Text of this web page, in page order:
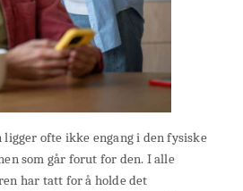
ofte ikke engang i den fysiske
som går forut for den. I alle
har tatt for å holde det